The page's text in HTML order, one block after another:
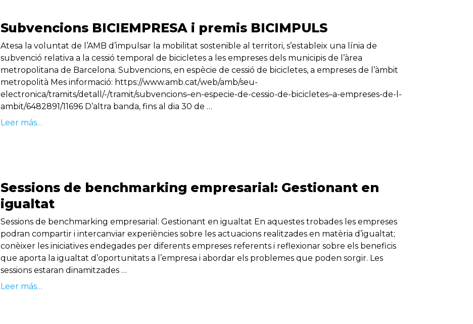
Subvencions BICIEMPRESA i premis BICIMPULS
Atesa la voluntat de l’AMB d’impulsar la mobilitat sostenible al territori, s’estableix una línia de
subvenció relativa a la cessió temporal de bicicletes a les empreses dels municipis de l’àrea
metropolitana de Barcelona. Subvencions, en espècie de cessió de bicicletes, a empreses de l’àmbit
metropolità Mes informació: https://www.amb.cat/web/amb/seu-
electronica/tramits/detall/-/tramit/subvencions–en-especie-de-cessio-de-bicicletes–a-empreses-de-l-
ambit/6482891/11696 D’altra banda, fins al dia 30 de …
Leer más…
Sessions de benchmarking empresarial: Gestionant en
igualtat
Sessions de benchmarking empresarial: Gestionant en igualtat En aquestes trobades les empreses
podran compartir i intercanviar experiències sobre les actuacions realitzades en matèria d’igualtat;
conèixer les iniciatives endegades per diferents empreses referents i reflexionar sobre els beneficis
que aporta la igualtat d’oportunitats a l’empresa i abordar els problemes que poden sorgir. Les
sessions estaran dinamitzades …
Leer más…